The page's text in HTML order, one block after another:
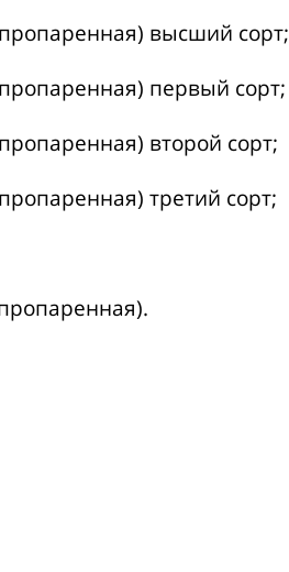
высший сорт;
первый сорт;
второй сорт;
третий сорт;